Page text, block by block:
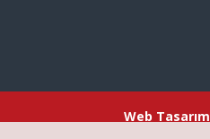
Web Tasarım